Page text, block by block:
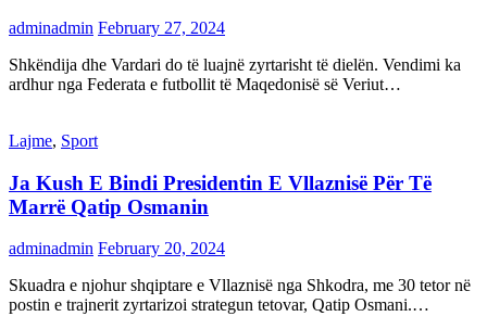
adminadmin February 27, 2024
Shkëndija dhe Vardari do të luajnë zyrtarisht të dielën. Vendimi ka
ardhur nga Federata e futbollit të Maqedonisë së Veriut…
Lajme, Sport
Ja Kush E Bindi Presidentin E Vllaznisë Për Të
Marrë Qatip Osmanin
adminadmin February 20, 2024
Skuadra e njohur shqiptare e Vllaznisë nga Shkodra, me 30 tetor në
postin e trajnerit zyrtarizoi strategun tetovar, Qatip Osmani.…